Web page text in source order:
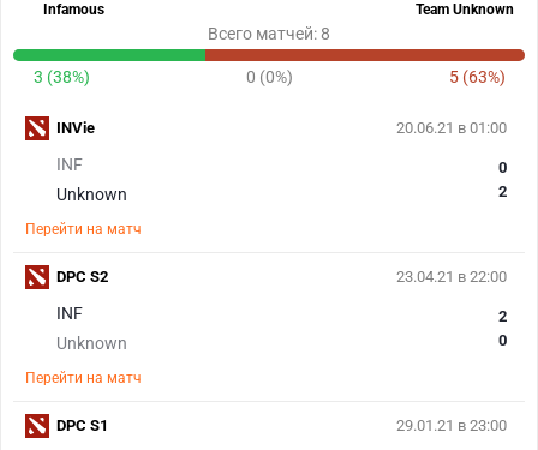
Infamous Team Unknown
Всего матчей: 8
3 (38%) 0 (0%) 5 (63%)
20.06.21 в 01:00
INF
Unknown
0
2
Перейти на матч
INVie
23.04.21 в 22:00
INF
Unknown
2
0
Перейти на матч
DPC S2
29.01.21 в 23:00
DPC S1